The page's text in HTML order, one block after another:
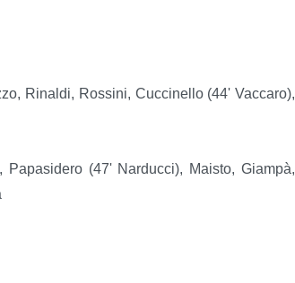
Rinaldi, Rossini, Cuccinello (44' Vaccaro),
(47' Narducci), Maisto, Giampà,